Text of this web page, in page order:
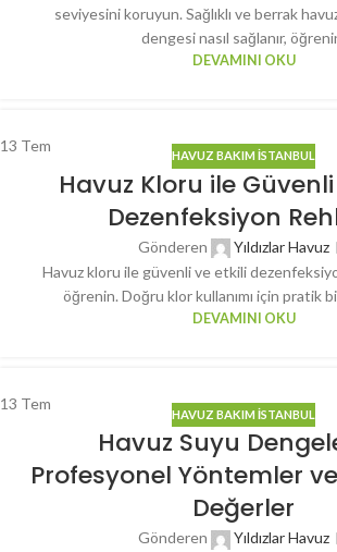
seviyesini koruyun. Sağlıklı ve berrak
dengesi nasıl sağlanır,
DEVAMINI OKU
13 Tem
HAVUZ BAKIM İSTANBUL
Havuz Kloru ile
Dezenfeksiyon
Gönderen
Yıldızlar Havuz
Havuz kloru ile güvenli ve etkili
öğrenin. Doğru klor kullanımı için pratik
DEVAMINI OKU
13 Tem
HAVUZ BAKIM İSTANBUL
Havuz Suyu
Profesyonel Yöntemler
Değerler
Gönderen
Yıldızlar Havuz